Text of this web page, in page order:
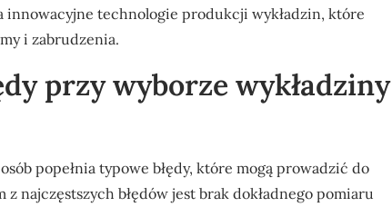
technologie produkcji wykładzin, które
i zabrudzenia.
przy wyborze wykładziny
popełnia typowe błędy, które mogą prowadzić do
najczęstszych błędów jest brak dokładnego pomiaru